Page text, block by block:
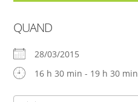
QUAND
28/03/2015
16 h 30 min - 19 h 30 min